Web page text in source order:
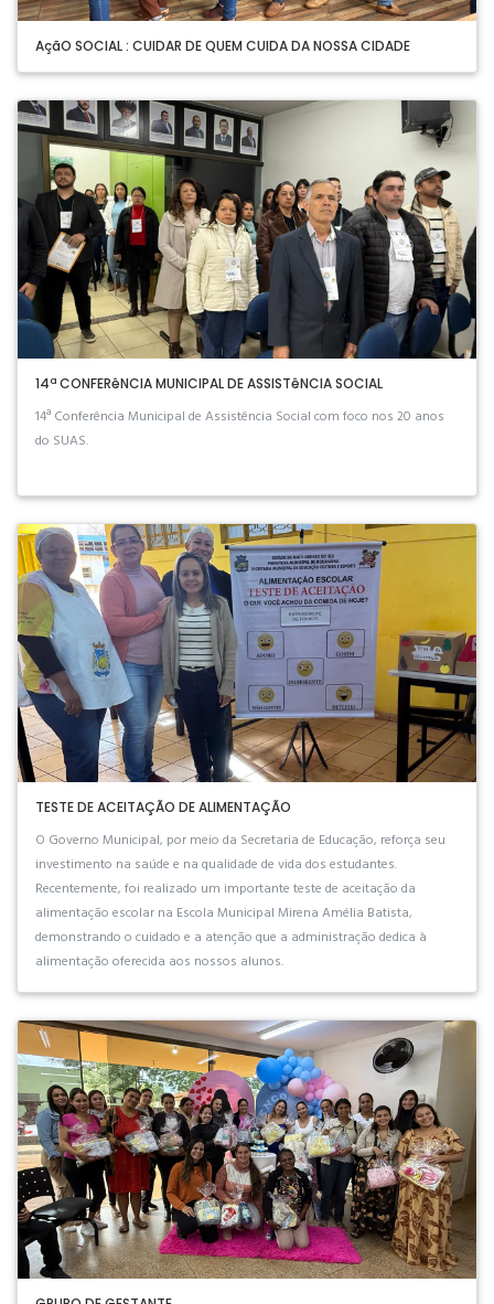
AçãO SOCIAL : CUIDAR DE QUEM CUIDA DA NOSSA CIDADE
14ª CONFERêNCIA MUNICIPAL DE ASSISTêNCIA SOCIAL
14ª Conferência Municipal de Assistência Social com foco nos 20 anos
do SUAS.
TESTE DE ACEITAÇÃO DE ALIMENTAÇÃO
O Governo Municipal, por meio da Secretaria de Educação, reforça seu
investimento na saúde e na qualidade de vida dos estudantes.
Recentemente, foi realizado um importante teste de aceitação da
alimentação escolar na Escola Municipal Mirena Amélia Batista,
demonstrando o cuidado e a atenção que a administração dedica à
alimentação oferecida aos nossos alunos.